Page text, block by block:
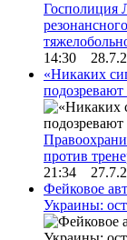
Госполиция
14:30
«Никаких
против
21:34
Фейковое
Украины: